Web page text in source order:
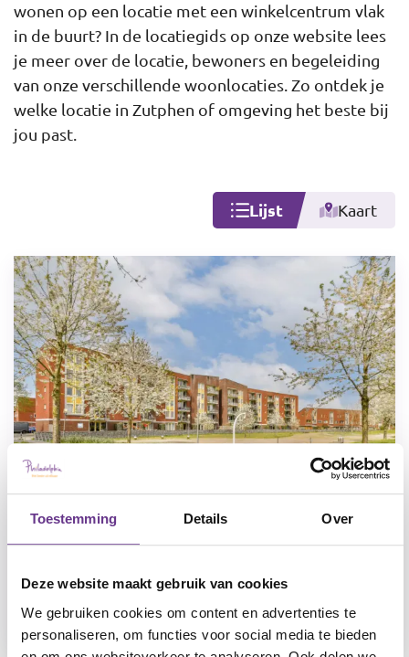
Toestemming Details Over
Deze website maakt gebruik van cookies
We gebruiken cookies om content en advertenties te
personaliseren, om functies voor social media te bieden
wonen op een locatie met een winkelcentrum vlak
in de buurt? In de locatiegids op onze website lees
je meer over de locatie, bewoners en begeleiding
van onze verschillende woonlocaties. Zo ontdek je
welke locatie in Zutphen of omgeving het beste bij
jou past.
Lijst Kaart
Verstandelijke beperking, Lichte
verstandelijke beperking